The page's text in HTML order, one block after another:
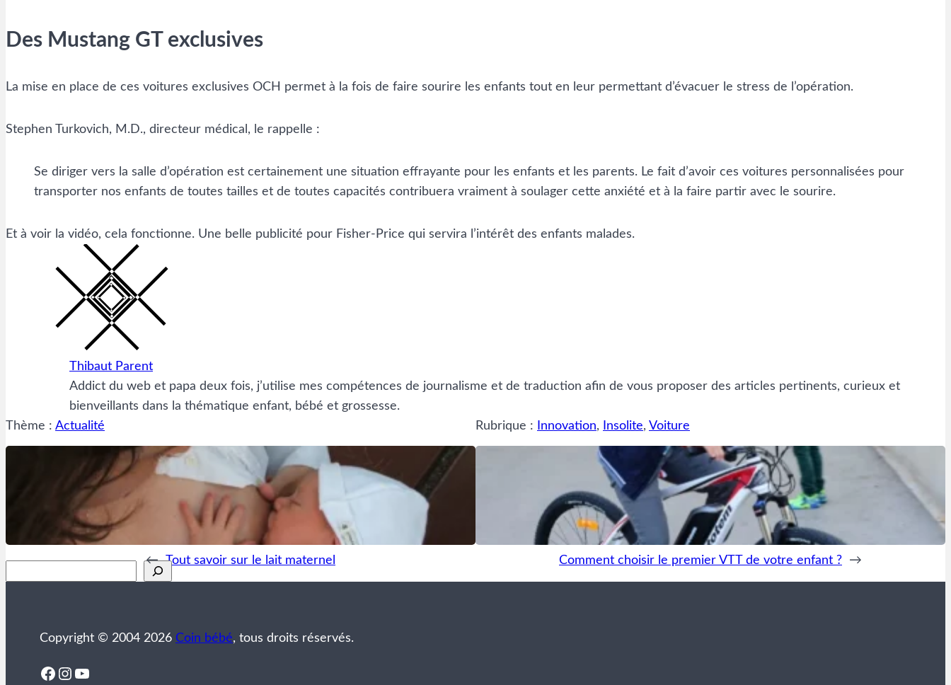
Des Mustang GT exclusives
La mise en place de ces voitures exclusives OCH permet à la fois de faire sourire les enfants tout en leur permettant d’évacuer le stress de l’opération.
Stephen Turkovich, M.D., directeur médical, le rappelle :
Se diriger vers la salle d’opération est certainement une situation effrayante pour les enfants et les parents. Le fait d’avoir ces voitures personnalisées pour
transporter nos enfants de toutes tailles et de toutes capacités contribuera vraiment à soulager cette anxiété et à la faire partir avec le sourire.
Et à voir la vidéo, cela fonctionne. Une belle publicité pour Fisher-Price qui servira l’intérêt des enfants malades.
Thibaut Parent
Addict du web et papa deux fois, j’utilise mes compétences de journalisme et de traduction afin de vous proposer des articles pertinents, curieux et
bienveillants dans la thématique enfant, bébé et grossesse.
Thème : Actualité
← Tout savoir sur le lait maternel
Rubrique : Innovation, Insolite, Voiture
Comment choisir le premier VTT de votre enfant ? →
Copyright © 2004 2026 Coin bébé, tous droits réservés.
Facebook
Instagram
YouTube